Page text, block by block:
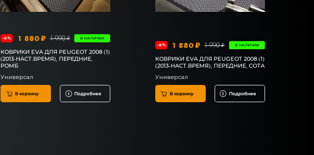
-6% 1 880 ₽ 1 990 ₽ В НАЛИЧИИ
КОВРИКИ EVA ДЛЯ PEUGEOT 2008 (1)
(2013-НАСТ.ВРЕМЯ), ПЕРЕДНИЕ,
РОМБ
Универсал
В корзину Подробнее
-6% 1 880 ₽ 1 990 ₽ В НАЛИЧИИ
КОВРИКИ EVA ДЛЯ PEUGEOT 2008 (1)
(2013-НАСТ.ВРЕМЯ), ПЕРЕДНИЕ, СОТА
Универсал
В корзину Подробнее